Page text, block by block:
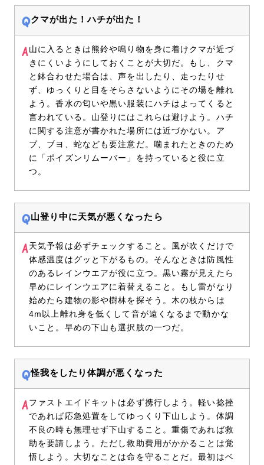
クマが出た！ハチが出た！
山に入るときは熊鈴や鳴り物を身に着けクマが近づ
きにくいようにしておくことが大切だ。もし、クマ
と鉢合わせた場合は、声を出したり、走ったりせ
ず、ゆっくりと目をそらさないようにその場を離れ
よう。香水の匂いや黒い服装にハチはよってくると
言われている。山登りにはこれらは避けよう。ハチ
に関する注意が書かれた場所には近づかない。ア
ブ、ブヨ、蛇なども要注意だ。噛まれたときのため
に「ポイズンリムーバー」を持っていると役に立
つ。
山登り中に天気が悪くなったら
天気予報は必ずチェックすること。風が吹くだけで
体感温度はグッと下がるもの。そんなときは防風性
のあるレインウエアが役に立つ。黒い霧が見えたら
早めにレインウエアに着替えること。もし雷がなり
始めたら建物の影や樹林を探そう。木の枝からは
4m以上離れ身を低くして音が遠くなるまで動かな
いこと。早めの下山も選択肢の一つだ。
怪我をしたり体調が悪くなった
ファストエイドキットは必ず携行しよう。軽い捻挫
であれば応急処置をしてゆっくり下山しよう。体調
不良の時も無理せず下山すること。重傷であれば救
助を要請しよう。ただし救助費用がかかることは覚
悟しよう。大切なことは命を守ることだ。最初はベ